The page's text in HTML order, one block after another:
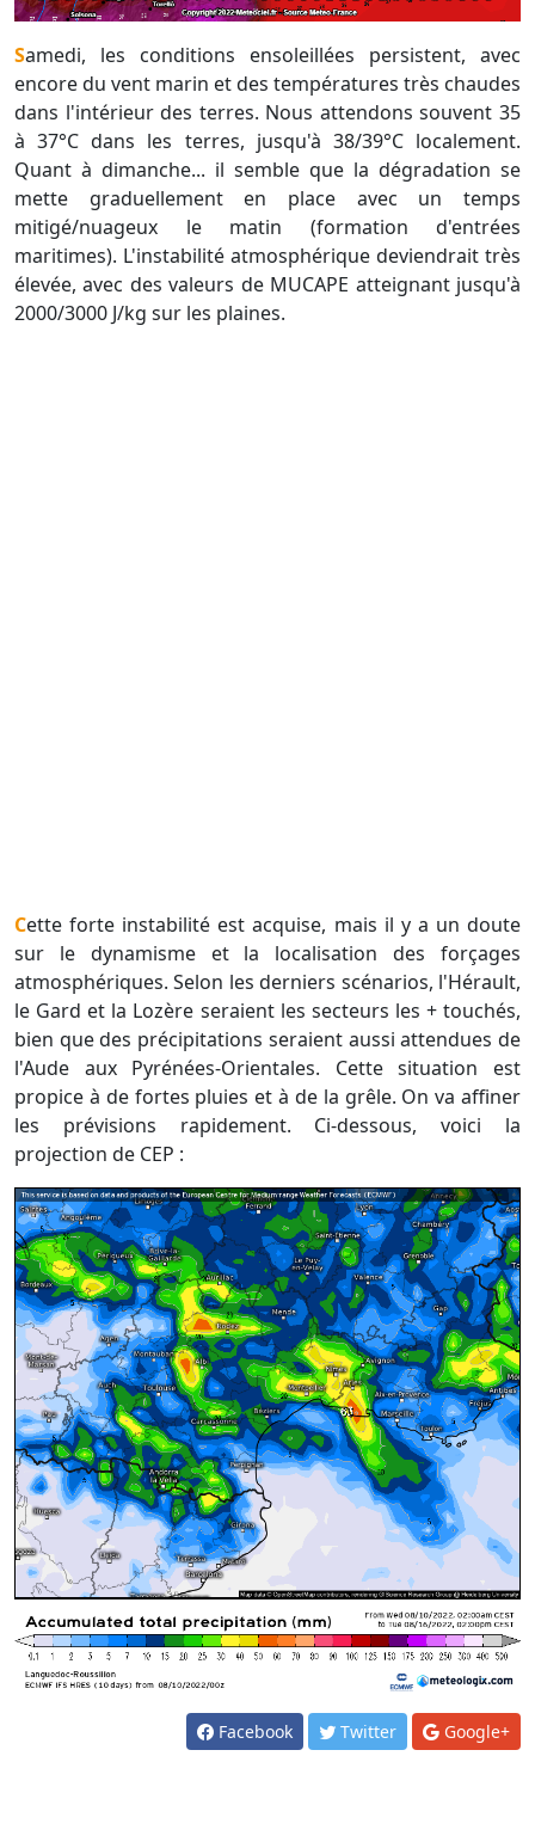
Samedi, les conditions ensoleillées persistent, avec
encore du vent marin et des températures très chaudes
dans l'intérieur des terres. Nous attendons souvent 35
à 37°C dans les terres, jusqu'à 38/39°C localement.
Quant à dimanche... il semble que la dégradation se
mette graduellement en place avec un temps
mitigé/nuageux le matin (formation d'entrées
maritimes). L'instabilité atmosphérique deviendrait très
élevée, avec des valeurs de MUCAPE atteignant jusqu'à
2000/3000 J/kg sur les plaines.
Cette forte instabilité est acquise, mais il y a un doute
sur le dynamisme et la localisation des forçages
atmosphériques. Selon les derniers scénarios, l'Hérault,
le Gard et la Lozère seraient les secteurs les + touchés,
bien que des précipitations seraient aussi attendues de
l'Aude aux Pyrénées-Orientales. Cette situation est
propice à de fortes pluies et à de la grêle. On va affiner
les prévisions rapidement. Ci-dessous, voici la
projection de CEP :
Facebook Twitter Google+